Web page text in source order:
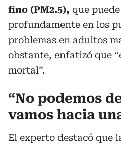
fino (PM2.5), que
profundamente en los
problemas en adultos
obstante, enfatizó que
mortal”.
“No podemos
vamos hacia
El experto destacó que